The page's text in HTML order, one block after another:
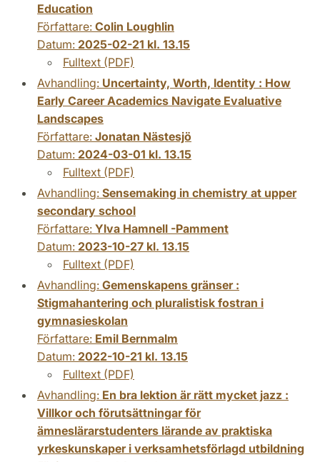
Education
Författare: Colin Loughlin
Datum: 2025-02-21 kl. 13.15
Fulltext (PDF)
Avhandling: Uncertainty, Worth, Identity : How
Early Career Academics Navigate Evaluative
Landscapes
Författare: Jonatan Nästesjö
Datum: 2024-03-01 kl. 13.15
Fulltext (PDF)
Avhandling: Sensemaking in chemistry at upper
secondary school
Författare: Ylva Hamnell -Pamment
Datum: 2023-10-27 kl. 13.15
Fulltext (PDF)
Avhandling: Gemenskapens gränser :
Stigmahantering och pluralistisk fostran i
gymnasieskolan
Författare: Emil Bernmalm
Datum: 2022-10-21 kl. 13.15
Fulltext (PDF)
Avhandling: En bra lektion är rätt mycket jazz :
Villkor och förutsättningar för
ämneslärarstudenters lärande av praktiska
yrkeskunskaper i verksamhetsförlagd utbildning